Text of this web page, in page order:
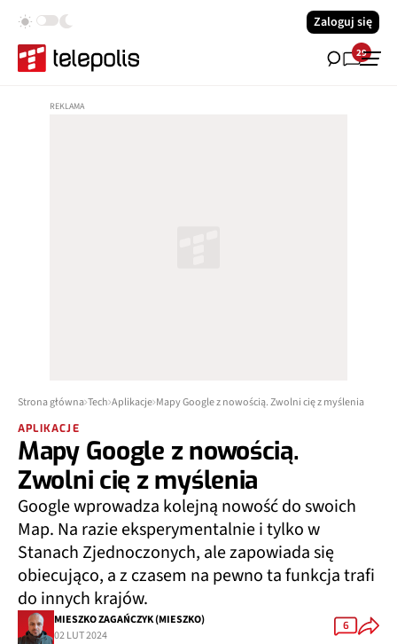
Zaloguj się
29
Strona główna Tech Aplikacje Mapy Google z nowością. Zwolni cię z myślenia
APLIKACJE
Mapy Google z nowością.
Zwolni cię z myślenia
Google wprowadza kolejną nowość do swoich
Map. Na razie eksperymentalnie i tylko w
Stanach Zjednoczonych, ale zapowiada się
obiecująco, a z czasem na pewno ta funkcja trafi
do innych krajów.
MIESZKO ZAGAŃCZYK (MIESZKO)
02 LUT 2024
6